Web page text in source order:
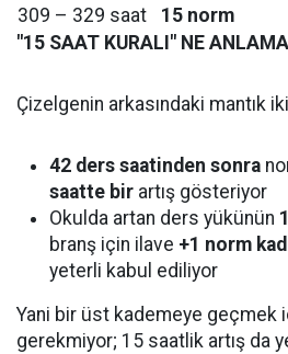
309 – 329 saat
15 norm
"15 SAAT KURALI" NE
Çizelgenin arkasındaki mantık
42 ders saatinden sonra
saatte bir artış gösteriyor
Okulda artan ders yükünün
branş için ilave +1 norm
yeterli kabul ediliyor
Yani bir üst kademeye geçmek
gerekmiyor; 15 saatlik artış da